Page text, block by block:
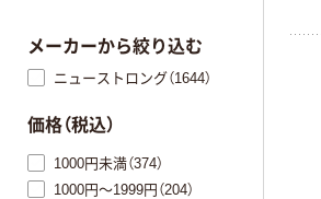
メーカーから絞り込む
ニューストロング（1644）
価格（税込）
1000円未満（374）
1000円～1999円（204）